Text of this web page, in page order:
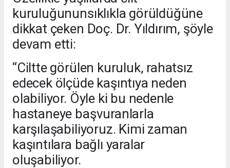
kuruluğununsıklıkla görüldüğüne
dikkat çeken Doç. Dr. Yıldırım, şöyle
devam etti:
“Ciltte görülen kuruluk, rahatsız
edecek ölçüde kaşıntıya neden
olabiliyor. Öyle ki bu nedenle
hastaneye başvuranlarla
karşılaşabiliyoruz. Kimi zaman
kaşıntılara bağlı yaralar
oluşabiliyor.